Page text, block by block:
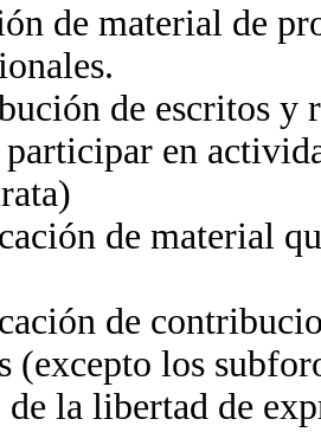
de material de
de escritos y
en
de material
de
(excepto los
la libertad de